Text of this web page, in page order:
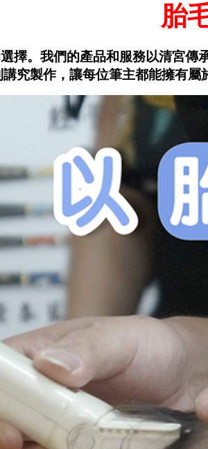
胎
擇。我們的產品和服務以清宮
究製作，讓每位筆主都能擁有